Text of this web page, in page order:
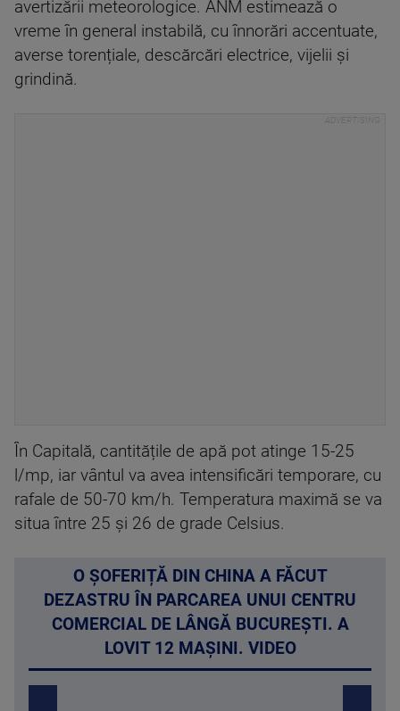
avertizării meteorologice. ANM estimează o
vreme în general instabilă, cu înnorări accentuate,
averse torențiale, descărcări electrice, vijelii și
grindină.
În Capitală, cantitățile de apă pot atinge 15-25
l/mp, iar vântul va avea intensificări temporare, cu
rafale de 50-70 km/h. Temperatura maximă se va
situa între 25 și 26 de grade Celsius.
O ȘOFERIȚĂ DIN CHINA A FĂCUT
DEZASTRU ÎN PARCAREA UNUI CENTRU
COMERCIAL DE LÂNGĂ BUCUREȘTI. A
LOVIT 12 MAȘINI. VIDEO